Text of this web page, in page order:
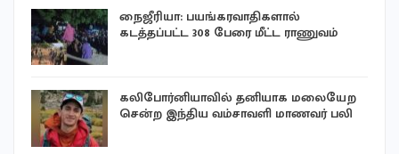
நைஜீரியா: பயங்கரவாதிகளால்
கடத்தப்பட்ட 308 பேரை மீட்ட ராணுவம்
கலிபோர்னியாவில் தனியாக மலையேற
சென்ற இந்திய வம்சாவளி மாணவர் பலி